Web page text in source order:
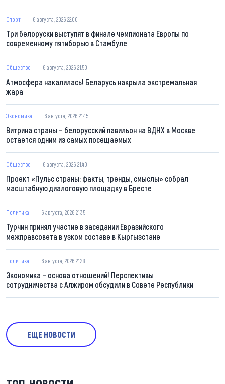
Спорт 6 августа, 2026 22:00
Три белоруски выступят в финале чемпионата Европы по
современному пятиборью в Стамбуле
Общество 6 августа, 2026 21:50
Атмосфера накалилась! Беларусь накрыла экстремальная
жара
Экономика 6 августа, 2026 21:45
Витрина страны – белорусский павильон на ВДНХ в Москве
остается одним из самых посещаемых
Общество 6 августа, 2026 21:40
Проект «Пульс страны: факты, тренды, смыслы» собрал
масштабную диалоговую площадку в Бресте
Политика 6 августа, 2026 21:35
Турчин принял участие в заседании Евразийского
межправсовета в узком составе в Кыргызстане
Политика 6 августа, 2026 21:28
Экономика – основа отношений! Перспективы
сотрудничества с Алжиром обсудили в Совете Республики
ЕЩЕ НОВОСТИ